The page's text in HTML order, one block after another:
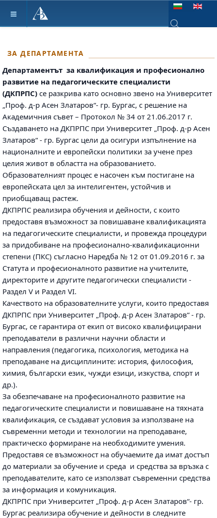
Изберете език
ЗА ДЕПАРТАМЕНТА
Департаментът за квалификация и професионално
развитие на педагогическите специалисти
(ДКПРПС) се разкрива като основно звено на Университет
„Проф. д-р Асен Златаров“- гр. Бургас, с решение на
Академичния съвет – Протокол № 34 от 21.06.2017 г.
Създаването на ДКПРПС при Университет „Проф. д-р Асен
Златаров“ - гр. Бургас цели да осигури изпълнение на
националните и европейски политики за учене през
целия живот в областта на образованието.
Образователният процес е насочен към постигане на
европейската цел за интелигентен, устойчив и
приобщаващ растеж.
ДКПРПС реализира обучения и дейности, с които
предоставя възможност за повишаване квалификацията
на педагогическите специалисти, и провежда процедури
за придобиване на професионално-квалификационни
степени (ПКС) съгласно Наредба № 12 от 01.09.2016 г. за
Статута и професионалното развитие на учителите,
директорите и другите педагогически специалисти -
Раздел V и Раздел VI.
Качеството на образователните услуги, които предоставя
ДКПРПС при Университет „Проф. д-р Асен Златаров“ - гр.
Бургас, се гарантира от екип от високо квалифицирани
преподаватели в различни научни области и
направления (педагогика, психология, методика на
преподаване на дисциплините: история, философия,
химия, български език, чужди езици, изкуства, спорт и
др.).
За обезпечаване на професионалното развитие на
педагогическите специалисти и повишаване на тяхната
квалификация, се създават условия за използване на
съвременни методи и технологии на преподаване,
практическо формиране на необходимите умения.
Предоставя се възможност на обучаемите да имат достъп
до материали за обучение и среда и средства за връзка с
преподавателите, като се използват съвременни средства
за информация и комуникация.
ДКПРПС при Университет „Проф. д-р Асен Златаров“- гр.
Бургас реализира обучение и дейности в следните